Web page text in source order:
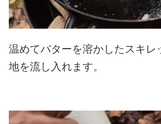
温めてバターを溶かしたスキレ
地を流し入れます。